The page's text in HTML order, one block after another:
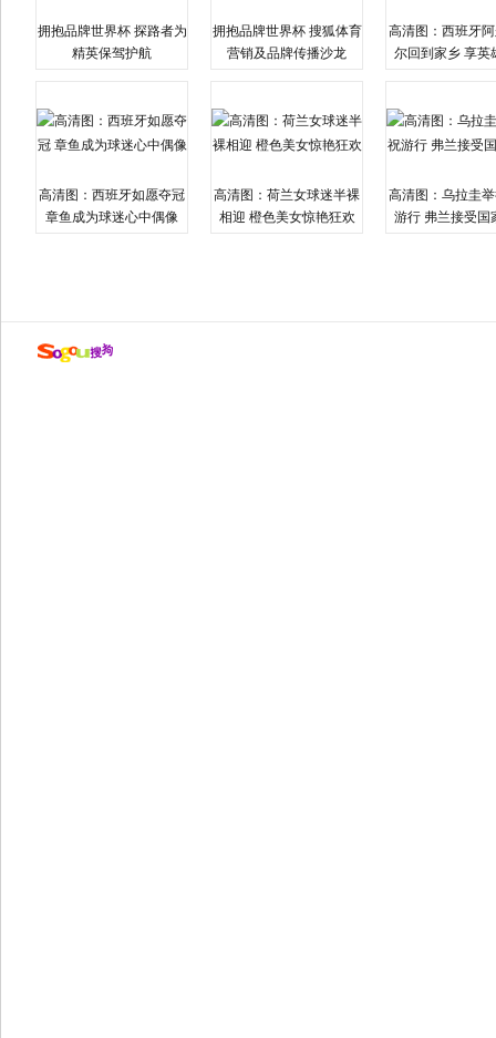
拥抱品牌世界杯 探路者为
精英保驾护航
拥抱品牌世界杯 搜狐体育
营销及品牌传播沙龙
高清图：西班牙
尔回到家乡 享英
高清图：西班牙如愿夺冠
章鱼成为球迷心中偶像
高清图：荷兰女球迷半裸
相迎 橙色美女惊艳狂欢
高清图：乌拉圭
游行 弗兰接受国